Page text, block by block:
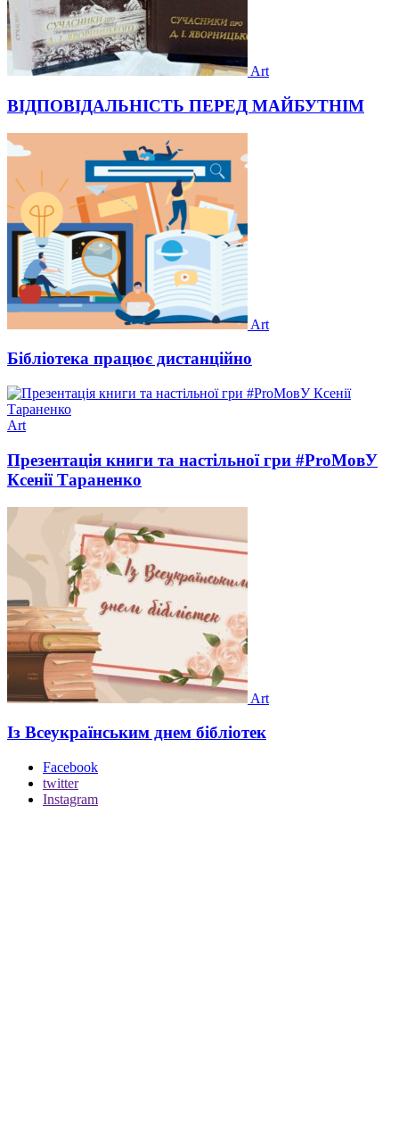
Art
ВІДПОВІДАЛЬНІСТЬ ПЕРЕД МАЙБУТНІМ
Art
Бібліотека працює дистанційно
Art
Презентація книги та настільної гри #ProМовУ
Ксенії Тараненко
Art
Із Всеукраїнським днем бібліотек
Facebook
twitter
Instagram